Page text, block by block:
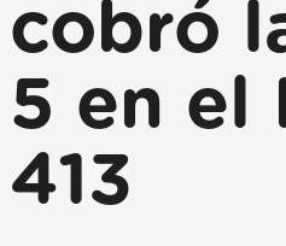
cobró
5 en el
413